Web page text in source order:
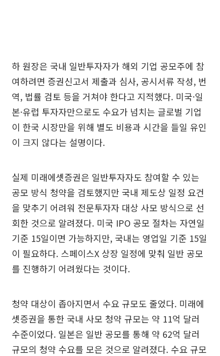
하 원장은 국내 일반투자자가 해외 기업 공모주에 참
여하려면 증권신고서 제출과 심사, 공시서류 작성, 번
역, 법률 검토 등을 거쳐야 한다고 지적했다. 미국·일
본·유럽 투자자만으로도 수요가 넘치는 글로벌 기업
이 한국 시장만을 위해 별도 비용과 시간을 들일 유인
이 크지 않다는 설명이다.
실제 미래에셋증권은 일반투자자도 참여할 수 있는
공모 방식 청약을 검토했지만 국내 제도상 일정 요건
을 맞추기 어려워 전문투자자 대상 사모 방식으로 선
회한 것으로 알려졌다. 미국 IPO 공모 절차는 자연일
기준 15일이면 가능하지만, 국내는 영업일 기준 15일
이 필요하다. 스페이스X 상장 일정에 맞춰 일반 공모
를 진행하기 어려웠다는 것이다.
청약 대상이 좁아지면서 수요 규모도 줄었다. 미래에
셋증권을 통한 국내 사모 청약 규모는 약 11억 달러
수준이었다. 일본은 일반 공모를 통해 약 62억 달러
규모의 청약 수요를 모은 것으로 알려졌다. 수요 규모